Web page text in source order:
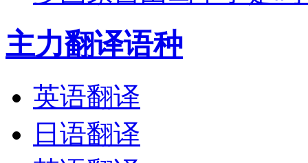
主力翻译语种
英语翻译
日语翻译